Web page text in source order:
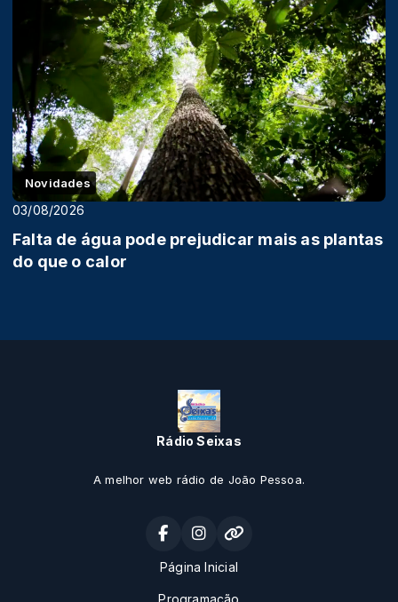
Novidades
03/08/2026
Falta de água pode prejudicar mais as plantas
do que o calor
Rádio Seixas
A melhor web rádio de João Pessoa.
Página Inicial
Programação